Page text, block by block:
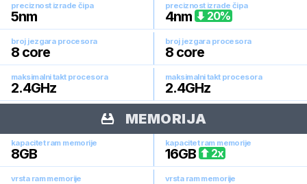
preciznost izrade čipa
5nm
preciznost izrade čipa
4nm 20%
broj jezgara procesora
8 core
broj jezgara procesora
8 core
maksimalni takt procesora
2.4GHz
maksimalni takt procesora
2.4GHz
MEMORIJA
kapacitet ram memorije
8GB
kapacitet ram memorije
16GB 2x
vrsta ram memorije vrsta ram memorije